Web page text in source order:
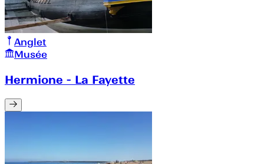
Anglet
Musée
Hermione - La Fayette